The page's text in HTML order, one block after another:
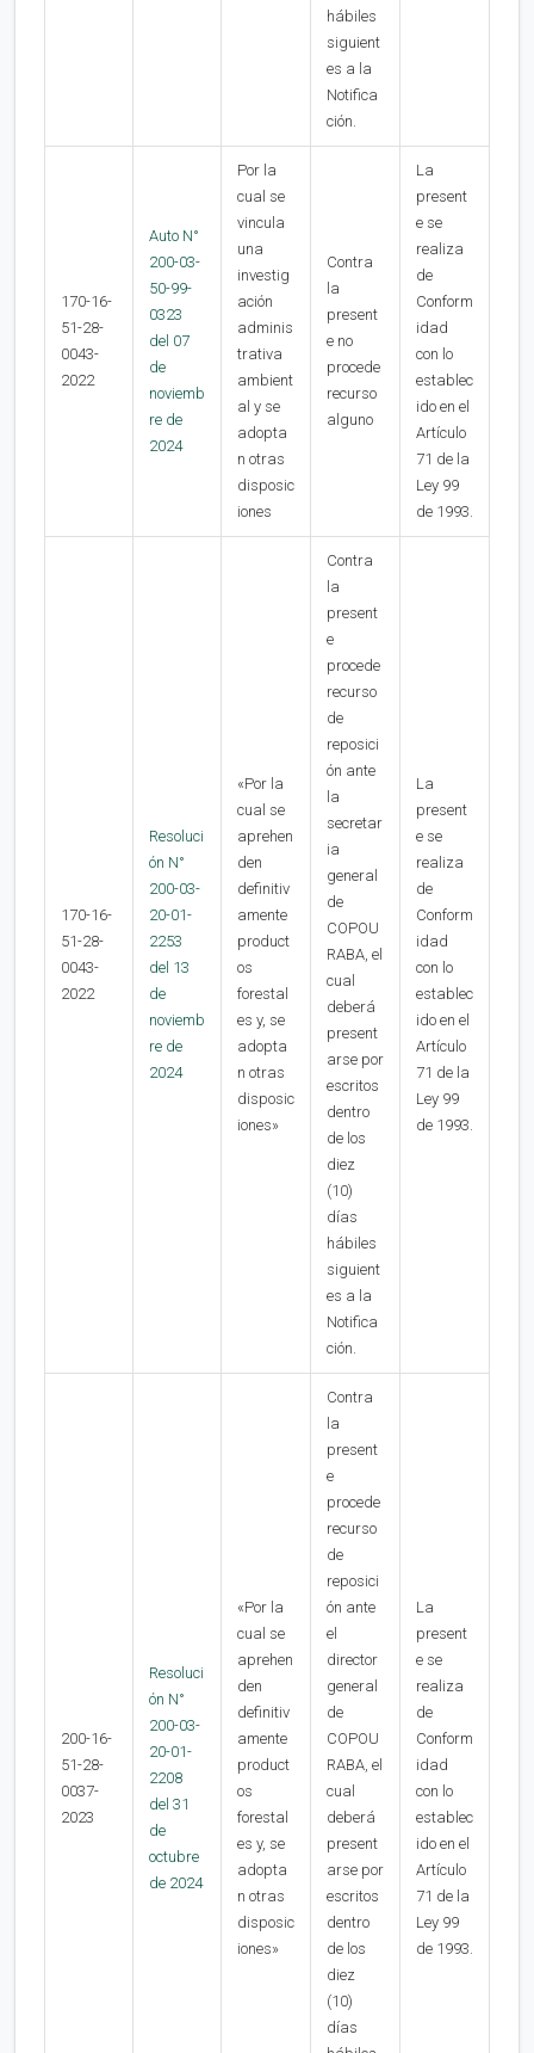
hábiles
siguient
es a la
Notifica
ción.
170-16-
51-28-
0043-
2022
Auto N°
200-03-
50-99-
0323
del 07
de
noviemb
re de
2024
Por la
cual se
vincula
una
investig
ación
adminis
trativa
ambient
al y se
adopta
n otras
disposic
iones
Contra
la
present
e no
procede
recurso
alguno
La
present
e se
realiza
de
Conform
idad
con lo
establec
ido en el
Artículo
71 de la
Ley 99
de 1993.
170-16-
51-28-
0043-
2022
Resoluci
ón N°
200-03-
20-01-
2253
del 13
de
noviemb
re de
2024
«Por la
cual se
aprehen
den
definitiv
amente
product
os
forestal
es y, se
adopta
n otras
disposic
iones»
Contra
la
present
e
procede
recurso
de
reposici
ón ante
la
secretar
ia
general
de
COPOU
RABA, el
cual
deberá
present
arse por
escritos
dentro
de los
diez
(10)
días
hábiles
siguient
es a la
Notifica
ción.
La
present
e se
realiza
de
Conform
idad
con lo
establec
ido en el
Artículo
71 de la
Ley 99
de 1993.
200-16-
51-28-
0037-
2023
Resoluci
ón N°
200-03-
20-01-
2208
del 31
de
octubre
de 2024
«Por la
cual se
aprehen
den
definitiv
amente
product
os
forestal
es y, se
adopta
n otras
disposic
iones»
Contra
la
present
e
procede
recurso
de
reposici
ón ante
el
director
general
de
COPOU
RABA, el
cual
deberá
present
arse por
escritos
dentro
de los
diez
(10)
días
La
present
e se
realiza
de
Conform
idad
con lo
establec
ido en el
Artículo
71 de la
Ley 99
de 1993.